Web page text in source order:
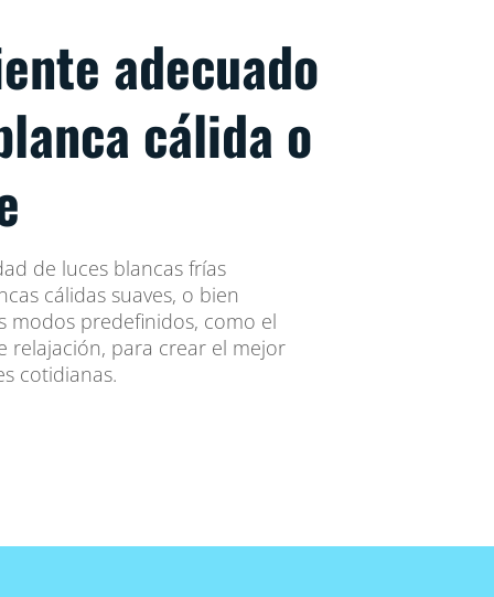
adecuado
cálida o
de luces blancas frías
cálidas suaves, o bien
modos predefinidos, como el
para crear el mejor
cotidianas.